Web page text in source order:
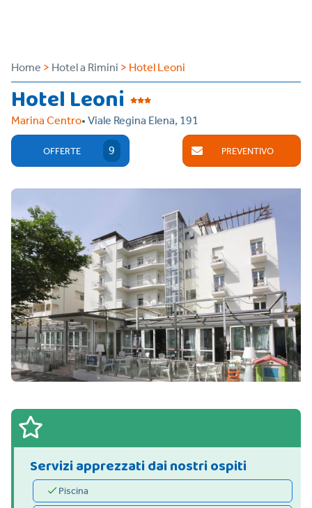
Home > Hotel a Rimini > Hotel Leoni
Hotel Leoni
Marina Centro• Viale Regina Elena, 191
OFFERTE 9 PREVENTIVO
Servizi apprezzati dai nostri ospiti
Piscina